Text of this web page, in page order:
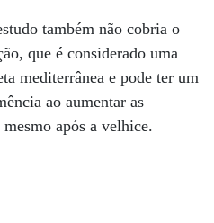
também não cobria o
que é considerado uma
mediterrânea e pode ter um
ao aumentar as
após a velhice.